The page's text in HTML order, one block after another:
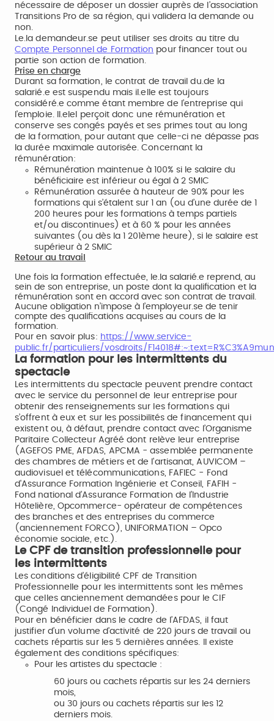
nécessaire de déposer un dossier auprès de l’association
Transitions Pro de sa région, qui validera la demande ou
non.
Le.la demandeur.se peut utiliser ses droits au titre du
Compte Personnel de Formation pour financer tout ou
partie son action de formation.
Prise en charge
Durant sa formation, le contrat de travail du.de la
salarié.e est suspendu mais il.elle est toujours
considéré.e comme étant membre de l’entreprise qui
l’emploie. Il.elel perçoit donc une rémunération et
conserve ses congés payés et ses primes tout au long
de la formation, pour autant que celle-ci ne dépasse pas
la durée maximale autorisée. Concernant la
rémunération:
Rémunération maintenue à 100% si le salaire du
bénéficiaire est inférieur ou égal à 2 SMIC
Rémunération assurée à hauteur de 90% pour les
formations qui s’étalent sur 1 an (ou d’une durée de 1
200 heures pour les formations à temps partiels
et/ou discontinues) et à 60 % pour les années
suivantes (ou dès la 1 201ème heure), si le salaire est
supérieur à 2 SMIC
Retour au travail
Une fois la formation effectuée, le.la salarié.e reprend, au
sein de son entreprise, un poste dont la qualification et la
rémunération sont en accord avec son contrat de travail.
Aucune obligation n’impose à l’employeur.se de tenir
compte des qualifications acquises au cours de la
formation.
Pour en savoir plus: https://www.service-
public.fr/particuliers/vosdroits/
La formation pour les intermittents du
spectacle
Les intermittents du spectacle peuvent prendre contact
avec le service du personnel de leur entreprise pour
obtenir des renseignements sur les formations qui
s’offrent à eux et sur les possibilités de financement qui
existent ou, à défaut, prendre contact avec l’Organisme
Paritaire Collecteur Agréé dont relève leur entreprise
(AGEFOS PME, AFDAS, APCMA - assemblée permanente
des chambres de métiers et de l'artisanat, AUVICOM –
audiovisuel et télécommunications, FAFIEC - Fond
d'Assurance Formation Ingénierie et Conseil, FAFIH -
Fond national d’Assurance Formation de l’Industrie
Hôtelière, Opcommerce- opérateur de compétences
des branches et des entreprises du commerce
(anciennement FORCO), UNIFORMATION – Opco
économie sociale, etc.).
Le CPF de transition professionnelle pour
les intermittents
Les conditions d’éligibilité CPF de Transition
Professionnelle pour les intermittents sont les mêmes
que celles anciennement demandées pour le CIF
(Congé Individuel de Formation).
Pour en bénéficier dans le cadre de l’AFDAS, il faut
justifier d’un volume d'activité de 220 jours de travail ou
cachets répartis sur les 5 dernières années. Il existe
également des conditions spécifiques:
Pour les artistes du spectacle :
60 jours ou cachets répartis sur les 24 derniers
mois,
ou 30 jours ou cachets répartis sur les 12
derniers mois.